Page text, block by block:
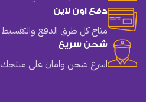
دفع اون لاين
متاح كل طرق الدفع والتقسيط
شحن سريع
اسرع شحن وامان على منتجك